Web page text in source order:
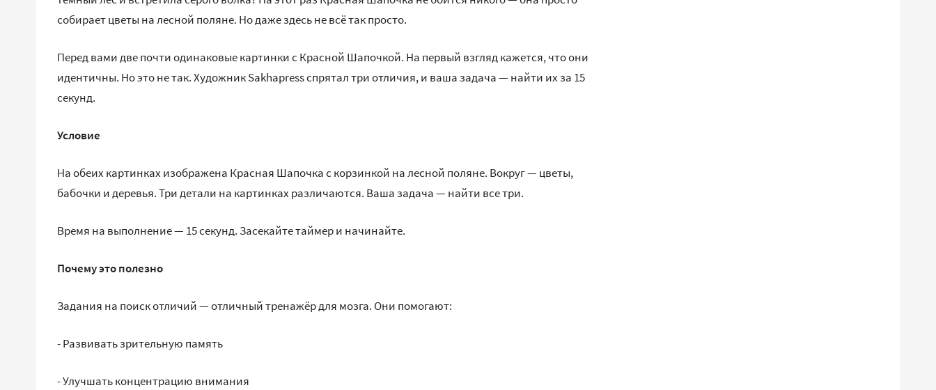
собирает цветы на лесной поляне. Но даже здесь не всё так просто.
Перед вами две почти одинаковые картинки с Красной Шапочкой. На первый взгляд кажется, что они
идентичны. Но это не так. Художник Sakhapress спрятал три отличия, и ваша задача — найти их за 15
секунд.
Условие
На обеих картинках изображена Красная Шапочка с корзинкой на лесной поляне. Вокруг — цветы,
бабочки и деревья. Три детали на картинках различаются. Ваша задача — найти все три.
Время на выполнение — 15 секунд. Засекайте таймер и начинайте.
Почему это полезно
Задания на поиск отличий — отличный тренажёр для мозга. Они помогают:
- Развивать зрительную память
- Улучшать концентрацию внимания